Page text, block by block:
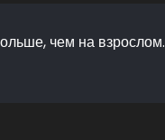
чем на взрослом.